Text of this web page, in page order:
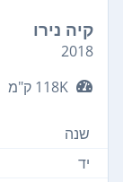
קיה נירו
2018
118K ק"מ
שנה
יד